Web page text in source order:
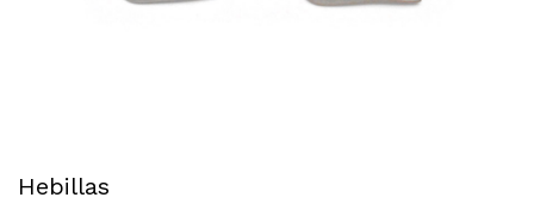
Hebillas